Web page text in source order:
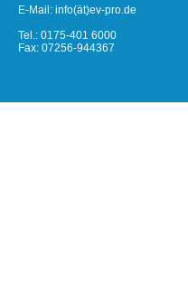
E-Mail: info(ät)ev-pro.de
Tel.: 0175-401 6000
Fax: 07256-944367